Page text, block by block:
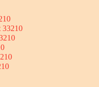
33210